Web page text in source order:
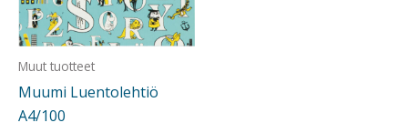
Muut tuotteet
Muumi Luentolehtiö
A4/100